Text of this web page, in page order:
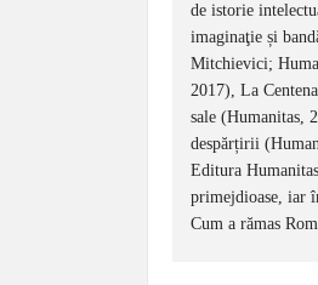
de istorie
imaginaţie și
Mitchievici;
2017), La
sale (Humanitas,
despărțirii
Editura
primejdioase, iar
Cum a rămas